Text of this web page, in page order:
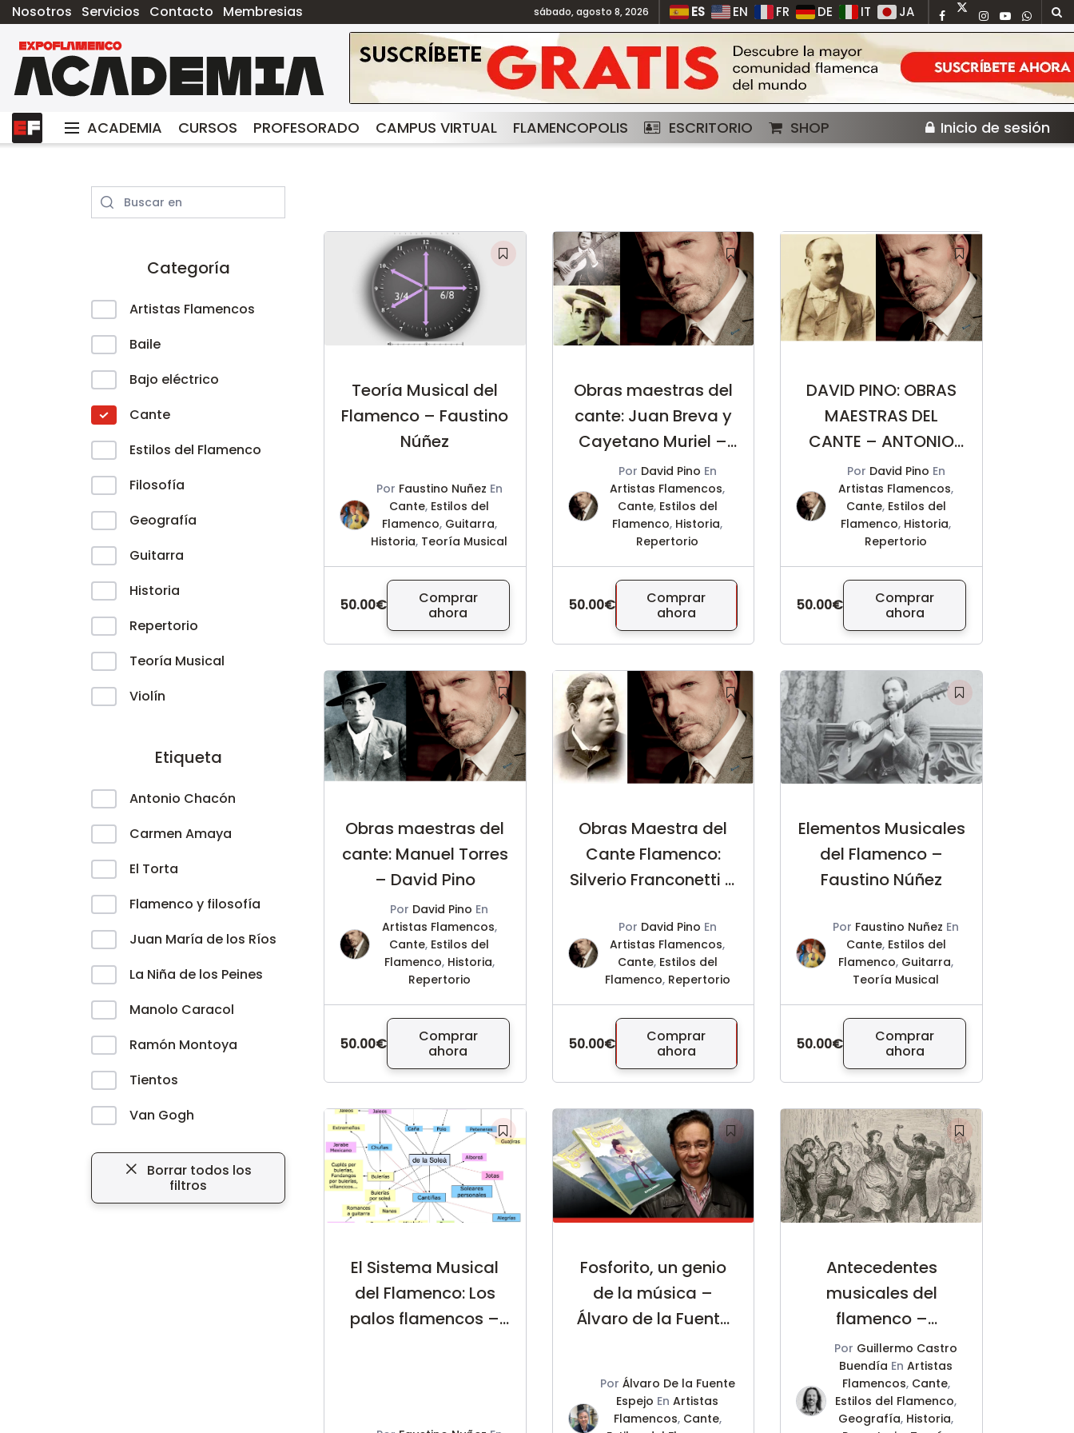
Nosotros Servicios Contacto Membresias sábado, agosto 8, 2026 ES EN FR DE IT JA
ACADEMIA CURSOS PROFESORADO CAMPUS VIRTUAL FLAMENCOPOLIS ESCRITORIO SHOP Inicio de sesión
Categoría
Artistas Flamencos
Baile
Bajo eléctrico
Cante
Estilos del Flamenco
Filosofía
Geografía
Guitarra
Historia
Repertorio
Teoría Musical
Violín
Etiqueta
Antonio Chacón
Carmen Amaya
El Torta
Flamenco y filosofía
Juan María de los Ríos
La Niña de los Peines
Manolo Caracol
Ramón Montoya
Tientos
Van Gogh
Borrar todos los
filtros
Teoría Musical del
Flamenco – Faustino
Núñez
Por Faustino Nuñez En
Cante, Estilos del
Flamenco, Guitarra,
Historia, Teoría Musical
50.00€
Comprar
ahora
Obras maestras del
cante: Juan Breva y
Cayetano Muriel –
David Pino
Por David Pino En
Artistas Flamencos,
Cante, Estilos del
Flamenco, Historia,
Repertorio
50.00€
Comprar
ahora
DAVID PINO: OBRAS
MAESTRAS DEL
CANTE – ANTONIO
CHACÓN
Por David Pino En
Artistas Flamencos,
Cante, Estilos del
Flamenco, Historia,
Repertorio
50.00€
Comprar
ahora
Obras maestras del
cante: Manuel Torres
– David Pino
Por David Pino En
Artistas Flamencos,
Cante, Estilos del
Flamenco, Historia,
Repertorio
50.00€
Comprar
ahora
Obras Maestra del
Cante Flamenco:
Silverio Franconetti –
Por David Pino En
Artistas Flamencos,
Cante, Estilos del
Flamenco, Repertorio
50.00€
Comprar
ahora
Elementos Musicales
del Flamenco –
Faustino Núñez
Por Faustino Nuñez En
Cante, Estilos del
Flamenco, Guitarra,
Teoría Musical
50.00€
Comprar
ahora
El Sistema Musical
del Flamenco: Los
palos flamencos –
Fosforito, un genio
de la música –
Álvaro de la Fuente
Por Álvaro De la Fuente
Espejo EnArtistas
Flamencos, Cante,
Antecedentes
musicales del
flamenco –
Guillermo Castro
Por Guillermo Castro
Buendía EnArtistas
Flamencos, Cante,
Estilos del Flamenco,
Geografía, Historia,